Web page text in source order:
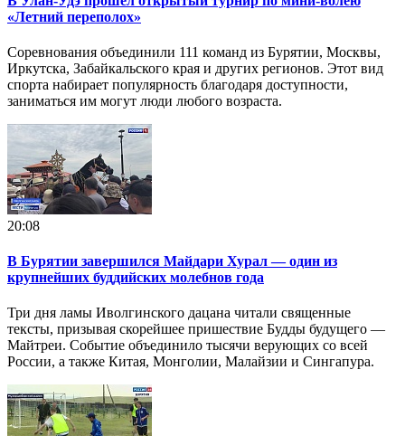
«Летний переполох»
Соревнования объединили 111 команд из Бурятии, Москвы,
Иркутска, Забайкальского края и других регионов. Этот вид
спорта набирает популярность благодаря доступности,
заниматься им могут люди любого возраста.
20:08
В Бурятии завершился Майдари Хурал — один из
крупнейших буддийских молебнов года
Три дня ламы Иволгинского дацана читали священные
тексты, призывая скорейшее пришествие Будды будущего —
Майтреи. Событие объединило тысячи верующих со всей
России, а также Китая, Монголии, Малайзии и Сингапура.